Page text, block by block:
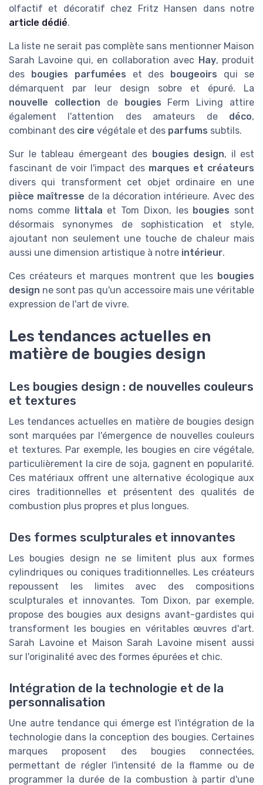
olfactif et décoratif chez Fritz Hansen dans notre
article dédié.
La liste ne serait pas complète sans mentionner Maison
Sarah Lavoine qui, en collaboration avec Hay, produit
des
bougies parfumées et des bougeoirs qui se
démarquent par leur design sobre et épuré. La
nouvelle collection de bougies Ferm Living attire
également l'attention des amateurs de déco,
combinant des cire végétale et des parfums subtils.
Sur le tableau émergeant des bougies design, il est
fascinant de voir l'impact des marques et créateurs
divers qui transforment cet objet ordinaire en une
pièce maîtresse de la décoration intérieure. Avec des
noms comme
Iittala et Tom Dixon, les bougies sont
désormais synonymes de sophistication et style,
ajoutant non seulement une touche de chaleur mais
aussi une dimension artistique à notre intérieur.
Ces créateurs et marques montrent que les bougies
design ne sont pas qu'un accessoire mais une véritable
expression de l'art de vivre.
Les tendances actuelles en
matière de bougies design
Les bougies design : de nouvelles couleurs
et textures
Les tendances actuelles en matière de bougies design
sont marquées par l'émergence de nouvelles couleurs
et textures. Par exemple, les bougies en cire végétale,
particulièrement la cire de soja, gagnent en popularité.
Ces matériaux offrent une alternative écologique aux
cires traditionnelles et présentent des qualités de
combustion plus propres et plus longues.
Des formes sculpturales et innovantes
Les bougies design ne se limitent plus aux formes
cylindriques ou coniques traditionnelles. Les créateurs
repoussent les limites avec des compositions
sculpturales et innovantes. Tom Dixon, par exemple,
propose des bougies aux designs avant-gardistes qui
transforment les bougies en véritables œuvres d'art.
Sarah Lavoine et Maison Sarah Lavoine misent aussi
sur l'originalité avec des formes épurées et chic.
Intégration de la technologie et de la
personnalisation
Une autre tendance qui émerge est l'intégration de la
technologie dans la conception des bougies. Certaines
marques proposent des bougies connectées,
permettant de régler l'intensité de la flamme ou de
programmer la durée de la combustion à partir d'une